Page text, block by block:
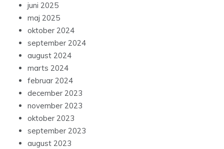
juni 2025
maj 2025
oktober 2024
september 2024
august 2024
marts 2024
februar 2024
december 2023
november 2023
oktober 2023
september 2023
august 2023